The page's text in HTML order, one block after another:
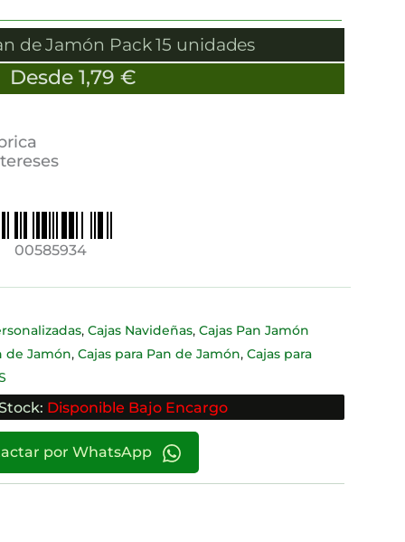
de Jamón Pack 15 unidades
Desde 1,79 €
00585934
, Cajas Navideñas, Cajas Pan Jamón
de Jamón, Cajas para Pan de Jamón, Cajas para
Disponible Bajo Encargo
por WhatsApp